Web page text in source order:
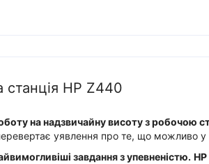
HP Z440
на надзвичайну висоту з робочою
уявлення про те, що можливо у
завдання з упевненістю.